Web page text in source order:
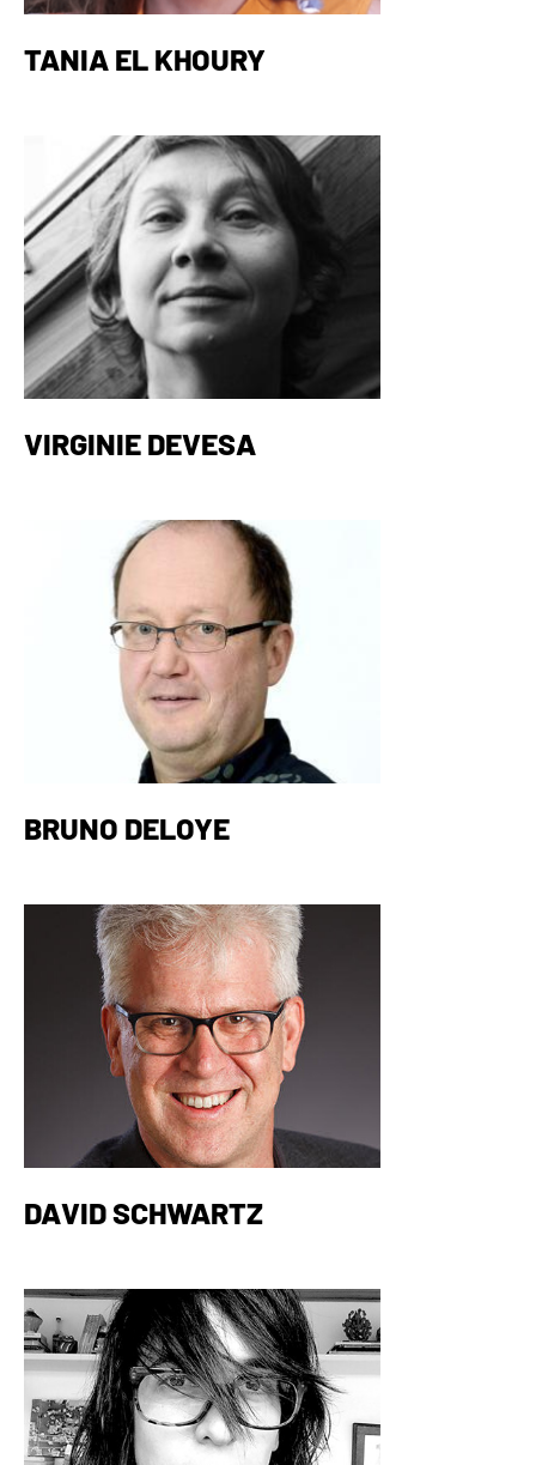
TANIA EL KHOURY
VIRGINIE DEVESA
BRUNO DELOYE
DAVID SCHWARTZ